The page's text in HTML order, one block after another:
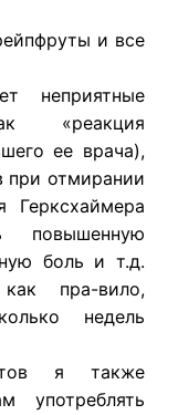
и все
неприятные
«реакция
ее врача),
при отмирании
Герксхаймера
повышенную
боль и т.д.
пра-вило,
недель
я также
употреблять